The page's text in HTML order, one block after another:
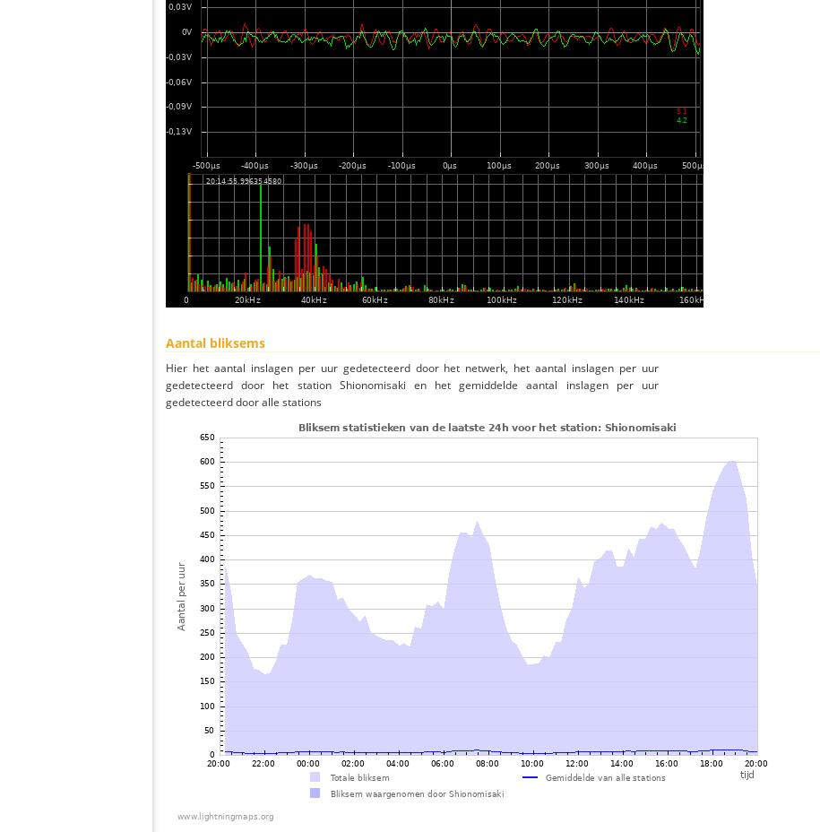
Aantal bliksems
Hier het aantal inslagen per uur gedetecteerd door het netwerk, het aantal inslagen per uur
gedetecteerd door het station Shionomisaki en het gemiddelde aantal inslagen per uur
gedetecteerd door alle stations